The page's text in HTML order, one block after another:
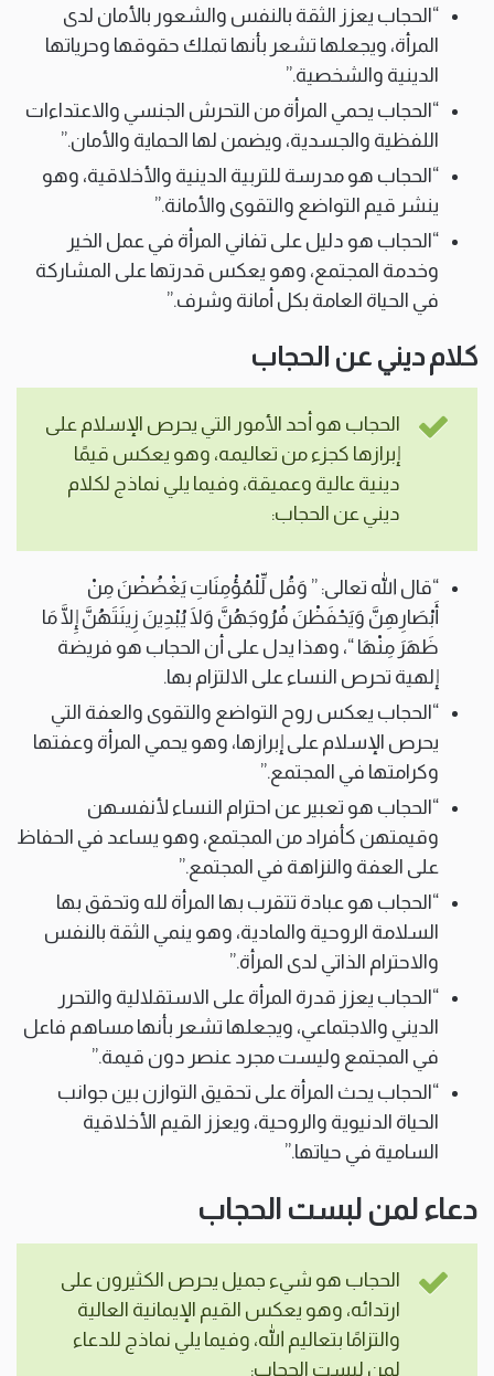
“الحجاب يعزز الثقة بالنفس والشعور بالأمان لدى
المرأة، ويجعلها تشعر بأنها تملك حقوقها وحرياتها
الدينية والشخصية.”
“الحجاب يحمي المرأة من التحرش الجنسي والاعتداءات
اللفظية والجسدية، ويضمن لها الحماية والأمان.”
“الحجاب هو مدرسة للتربية الدينية والأخلاقية، وهو
ينشر قيم التواضع والتقوى والأمانة.”
“الحجاب هو دليل على تفاني المرأة في عمل الخير
وخدمة المجتمع، وهو يعكس قدرتها على المشاركة
في الحياة العامة بكل أمانة وشرف.”
كلام ديني عن الحجاب
الحجاب هو أحد الأمور التي يحرص الإسلام على
إبرازها كجزء من تعاليمه، وهو يعكس قيمًا
دينية عالية وعميقة، وفيما يلي نماذج لكلام
ديني عن الحجاب:
“قال الله تعالى: ” وَقُل لِّلْمُؤْمِنَاتِ يَغْضُضْنَ مِنْ
أَبْصَارِهِنَّ وَيَحْفَظْنَ فُرُوجَهُنَّ وَلَا يُبْدِينَ زِينَتَهُنَّ إِلَّا مَا
ظَهَرَ مِنْهَا “، وهذا يدل على أن الحجاب هو فريضة
إلهية تحرص النساء على الالتزام بها.
“الحجاب يعكس روح التواضع والتقوى والعفة التي
يحرص الإسلام على إبرازها، وهو يحمي المرأة وعفتها
وكرامتها في المجتمع.”
“الحجاب هو تعبير عن احترام النساء لأنفسهن
وقيمتهن كأفراد من المجتمع، وهو يساعد في الحفاظ
على العفة والنزاهة في المجتمع.”
“الحجاب هو عبادة تتقرب بها المرأة لله وتحقق بها
السلامة الروحية والمادية، وهو ينمي الثقة بالنفس
والاحترام الذاتي لدى المرأة.”
“الحجاب يعزز قدرة المرأة على الاستقلالية والتحرر
الديني والاجتماعي، ويجعلها تشعر بأنها مساهم فاعل
في المجتمع وليست مجرد عنصر دون قيمة.”
“الحجاب يحث المرأة على تحقيق التوازن بين جوانب
الحياة الدنيوية والروحية، ويعزز القيم الأخلاقية
السامية في حياتها.”
دعاء لمن لبست الحجاب
الحجاب هو شيء جميل يحرص الكثيرون على
ارتدائه، وهو يعكس القيم الإيمانية العالية
والتزامًا بتعاليم الله، وفيما يلي نماذج للدعاء
لمن لبست الحجاب: